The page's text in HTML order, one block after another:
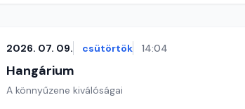
2026. 07. 09. csütörtök 14:04
Hangárium
A könnyűzene kiválóságai